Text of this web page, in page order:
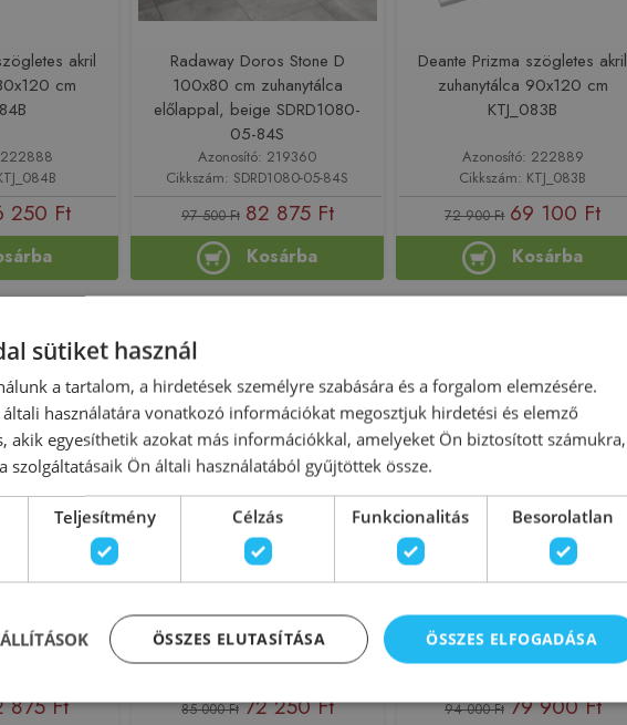
akril
cm
250 Ft
Radaway Doros Stone D
100x80 cm zuhanytálca
előlappal, beige SDRD1080-
05-84S
Azonosító: 219360
Cikkszám: SDRD1080-05-84S
97 500 Ft 82 875 Ft
Kosárba
Deante Prizma szögletes akril
zuhanytálca 90x120 cm
KTJ_083B
Azonosító: 222889
Cikkszám: KTJ_083B
72 900 Ft 69 100 Ft
Kosárba
Stone D
875 Ft
Radaway Doros Stone D
100x80 cm szögletes
01-04S
Azonosító: 218164
Cikkszám: SDRD1080-01-04S
85 000 Ft 72 250 Ft
Radaway Doros Stone D
100x90 cm szögletes
SDRD1090-01-64S
Azonosító: 218170
Cikkszám: SDRD1090-01-64S
94 000 Ft 79 900 Ft
sütiket használ
a tartalom, a hirdetések személyre szabására és a forgalom elemzésére.
használatára vonatkozó információkat megosztjuk hirdetési és elemző
akik egyesíthetik azokat más információkkal, amelyeket Ön biztosított számukra,
szolgáltatásaik Ön általi használatából gyűjtöttek össze.
Teljesítmény Célzás Funkcionalitás Besorolatlan
ÖSSZES ELFOGADÁSA
ÖSSZES ELUTASÍTÁSA